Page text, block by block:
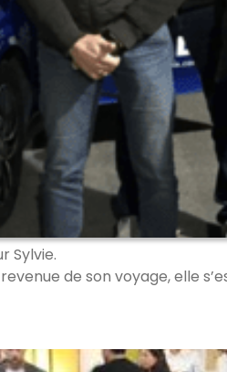
Sylvie.
de son voyage, elle